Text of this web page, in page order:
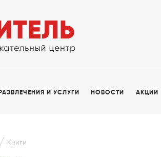
РАЗВЛЕЧЕНИЯ И УСЛУГИ НОВОСТИ АКЦИИ
/ Книги